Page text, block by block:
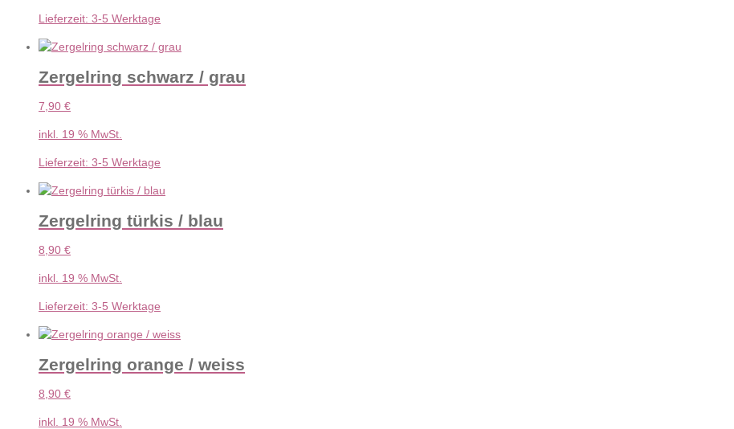
Lieferzeit: 3-5 Werktage
Zergelring schwarz / grau
7,90 €
inkl. 19 % MwSt.
Lieferzeit: 3-5 Werktage
Zergelring türkis / blau
8,90 €
inkl. 19 % MwSt.
Lieferzeit: 3-5 Werktage
Zergelring orange / weiss
8,90 €
inkl. 19 % MwSt.